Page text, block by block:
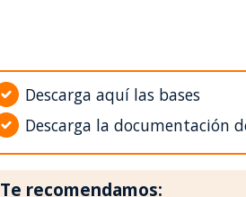
Descarga aquí las bases
Descarga la documentación
Te recomendamos: